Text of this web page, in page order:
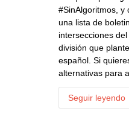
#SinAlgoritmos, y
una lista de
intersecciones
división que
español. Si
alternativas para
Seguir leyendo